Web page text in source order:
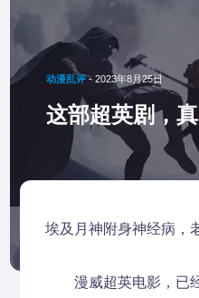
动漫乱评-2023年8月25日
这部超英剧，
埃及月神附身神经病，
漫威超英电影，已经